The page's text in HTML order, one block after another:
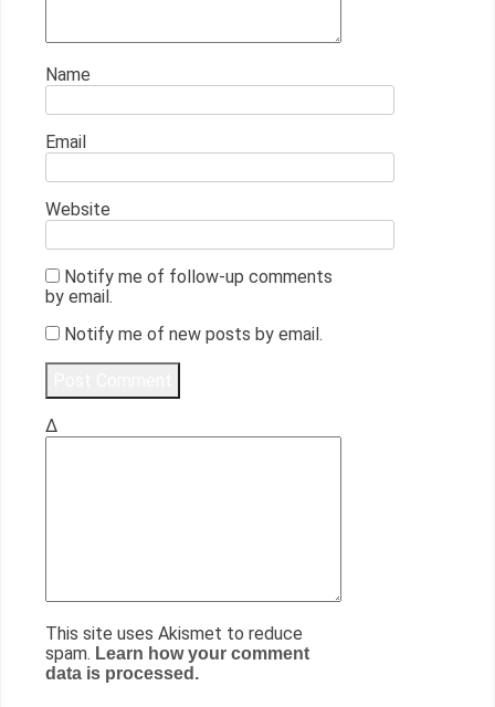
Name
Email
Website
Notify me of follow-up comments
by email.
Notify me of new posts by email.
Δ
This site uses Akismet to reduce
spam. Learn how your comment
data is processed.